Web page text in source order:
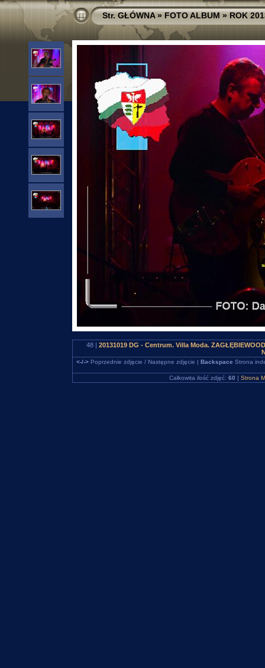
Str. GŁÓWNA»FOTO ALBUM»ROK
48 | 20131019 DG - Centrum. Villa Moda.
<-/->Poprzednie zdjęcie / Następne zdjęcie | Backspace Strona
Całkowita ilość zdjęć: 60 | Strona